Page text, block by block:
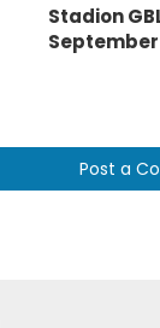
Stadion
September
Post a